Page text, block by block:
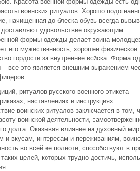
Красота военной формы одежды есть
воинских ритуалов. Хорошо
начищенная до блеска обувь всегда
удовольствие окружающим.
формы одежды делает воина
его мужественность, хорошее физическое
гордости за внутренние войска. Форма
– все это является внешним выражением
ритуалов русского военного этикета
наставлениях и инструкциях.
воинских ритуалов заключается в том,
воинской деятельности,
долга. Оказывая влияние на духовный
и вкусам, интересам и переживаниям,
во всей ее полноте, способствуют в
целей, которых трудно достичь,